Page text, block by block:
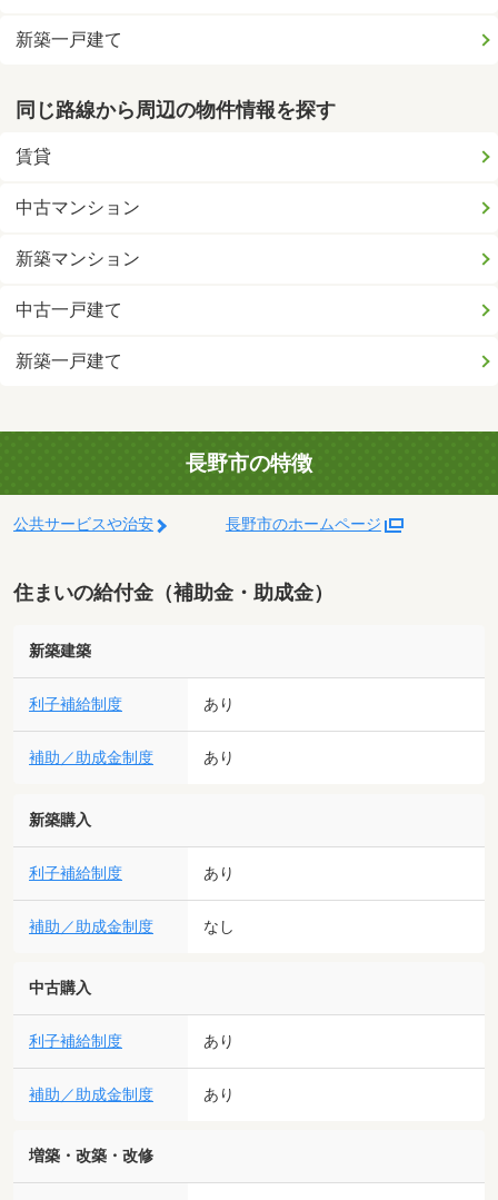
新築一戸建て
同じ路線から周辺の物件情報を探す
賃貸
中古マンション
新築マンション
中古一戸建て
新築一戸建て
長野市の特徴
公共サービスや治安 長野市のホームページ
住まいの給付金（補助金・助成金）
新築建築
利子補給制度 あり
補助／助成金制度 あり
新築購入
利子補給制度 あり
補助／助成金制度 なし
中古購入
利子補給制度 あり
補助／助成金制度 あり
増築・改築・改修